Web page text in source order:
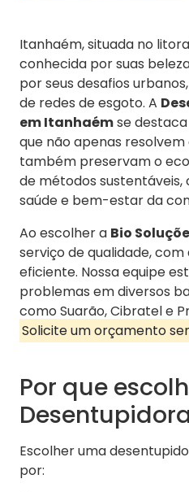
Itanhaém, situada no
conhecida por suas
por seus desafios
de redes de esgoto. A
em Itanhaémse
que não apenas
também preservam o
de métodos
saúde e bem-estar da
Ao escolher a Bio
serviço de qualidade,
eficiente. Nossa equipe
problemas em diversos
como Suarão, Cibratel e
Solicite um orçamento
Por que
Escolher uma
por: